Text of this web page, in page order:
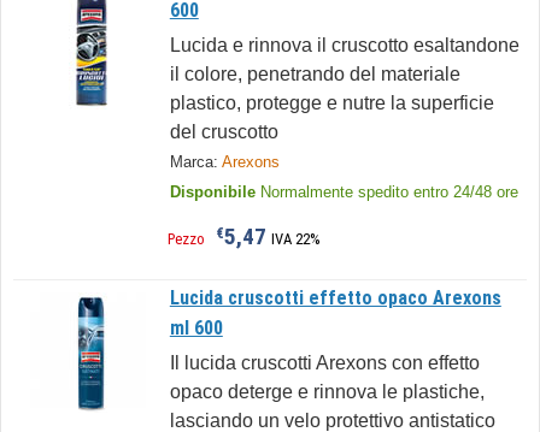
600
Lucida e rinnova il cruscotto esaltandone
il colore, penetrando del materiale
plastico, protegge e nutre la superficie
del cruscotto
Marca: Arexons
Disponibile Normalmente spedito entro 24/48 ore
Pezzo €5,47 IVA 22%
Lucida cruscotti effetto opaco Arexons
ml 600
Il lucida cruscotti Arexons con effetto
opaco deterge e rinnova le plastiche,
lasciando un velo protettivo antistatico